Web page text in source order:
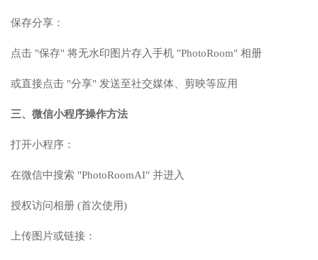
保存分享：
点击 "保存" 将无水印图片存入手机 "PhotoRoom" 相册
或直接点击 "分享" 发送至社交媒体、剪映等应用
三、微信小程序操作方法
打开小程序：
在微信中搜索 "PhotoRoomAI" 并进入
授权访问相册 (首次使用)
上传图片或链接：